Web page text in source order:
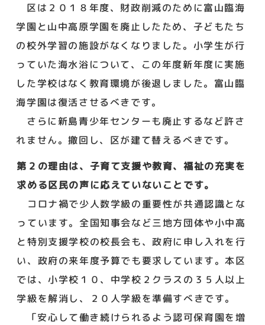
区は２０１８年度、財政削減のために富山臨海
学園と山中高原学園を廃止したため、子どもたち
の校外学習の施設がなくなりました。小学生が行
っていた海水浴について、この年度新年度に実施
した学校はなく教育環境が後退しました。富山臨
海学園は復活させるべきです。
さらに新島青少年センターも廃止するなど許さ
れません。撤回し、区が建て替えるべきです。
第２の理由は、子育て支援や教育、福祉の充実を
求める区民の声に応えていないことです。
コロナ禍で少人数学級の重要性が共通認識とな
っています。全国知事会など三地方団体や小中高
と特別支援学校の校長会も、政府に申し入れを行
い、政府の来年度予算でも要求しています。本区
では、小学校１０、中学校２クラスの３５人以上
学級を解消し、２０人学級を準備すべきです。
「安心して働き続けられるよう認可保育園を増